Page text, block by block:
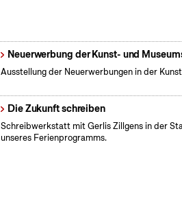
Neuerwerbung der Kunst- und
Ausstellung der Neuerwerbungen in der
​Die Zukunft schreiben
Schreibwerkstatt mit Gerlis Zillgens in der
unseres Ferienprogramms.